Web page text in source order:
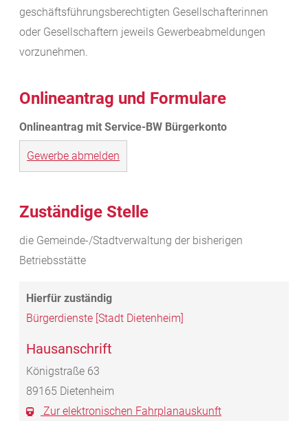
geschäftsführungsberechtigten Gesellschafterinnen
oder Gesellschaftern jeweils Gewerbeabmeldungen
vorzunehmen.
Onlineantrag und Formulare
Gewerbe abmelden
Zuständige Stelle
die Gemeinde-/Stadtverwaltung der bisherigen
Betriebsstätte
Bürgerdienste [Stadt Dietenheim]
Hausanschrift
Königstraße 63
89165 Dietenheim
Zur elektronischen Fahrplanauskunft